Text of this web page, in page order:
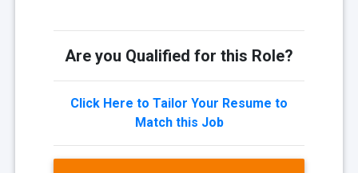
Are you Qualified for this Role?
Click Here to Tailor Your Resume to
Match this Job